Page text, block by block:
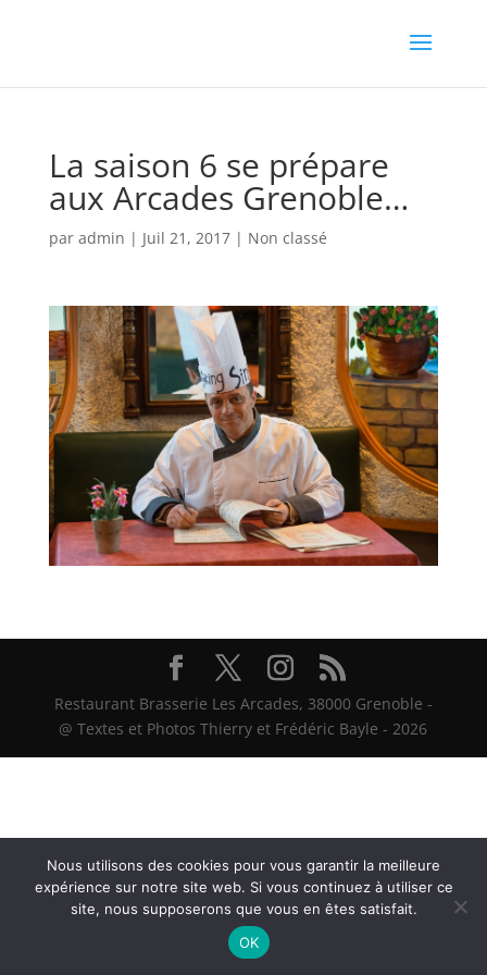
La saison 6 se prépare
aux Arcades Grenoble…
par admin | Juil 21, 2017| Non classé
Restaurant Brasserie Les Arcades, 38000 Grenoble -
@ Textes et Photos Thierry et Frédéric Bayle - 2026
Nous utilisons des cookies pour vous garantir la meilleure
expérience sur notre site web. Si vous continuez à utiliser ce
site, nous supposerons que vous en êtes satisfait.
OK